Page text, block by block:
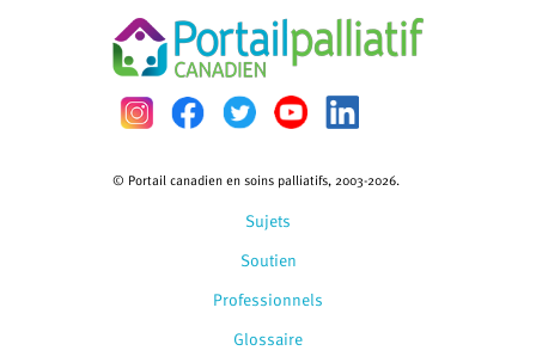
Sujets
Soutien
Professionnels
Glossaire
© Portail canadien en soins palliatifs, 2003-2026.